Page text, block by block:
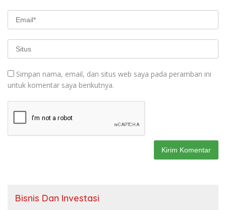
Simpan nama, email, dan situs web saya pada peramban ini
untuk komentar saya berikutnya.
Bisnis Dan Investasi